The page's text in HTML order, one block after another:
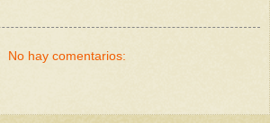
No hay comentarios: